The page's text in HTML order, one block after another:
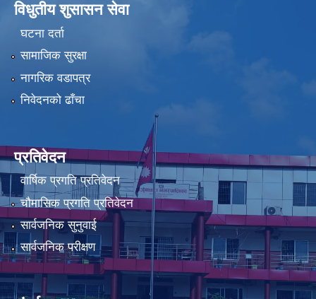
विधुतीय शुसासन सेवा
घटना दर्ता
सामाजिक सुरक्षा
नागरिक वडापत्र
निवेदनको ढाँचा
प्रतिवेदन
वार्षिक प्रगति प्रतिवेदन
चौमासिक प्रगति प्रतिवेदन
सार्वजनिक सुनुवाई
सार्वजनिक परीक्षण